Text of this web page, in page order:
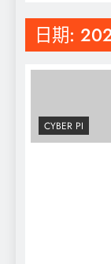
日期:
CYBER PI